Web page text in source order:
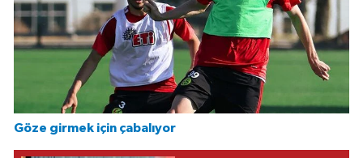
Göze girmek için çabalıyor